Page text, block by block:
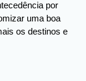
por
uma boa
os destinos e